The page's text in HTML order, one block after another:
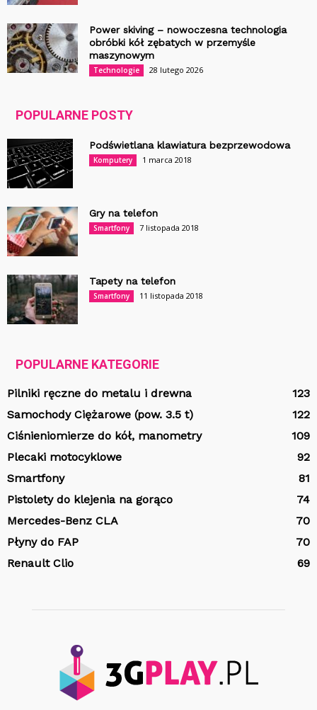
Power skiving – nowoczesna technologia
obróbki kół zębatych w przemyśle
maszynowym
Technologie 28 lutego 2026
POPULARNE POSTY
Podświetlana klawiatura bezprzewodowa
Komputery 1 marca 2018
Gry na telefon
Smartfony 7 listopada 2018
Tapety na telefon
Smartfony 11 listopada 2018
POPULARNE KATEGORIE
Pilniki ręczne do metalu i drewna
123
Samochody Ciężarowe (pow. 3.5 t)
122
Ciśnieniomierze do kół, manometry
109
Plecaki motocyklowe
92
Smartfony
81
Pistolety do klejenia na gorąco
74
Mercedes-Benz CLA
70
Płyny do FAP
70
Renault Clio
69